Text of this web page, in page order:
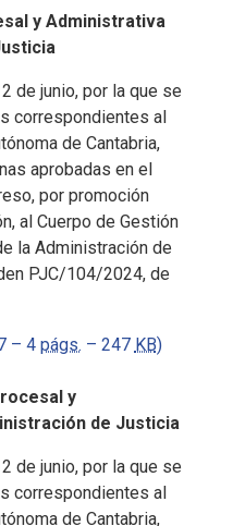
y Administrativa
de junio, por la que se
correspondientes al
de Cantabria,
aprobadas en el
por promoción
al Cuerpo de Gestión
la Administración de
PJC/104/2024, de
– 4 págs. – 247 KB)
y
de Justicia
de junio, por la que se
correspondientes al
de Cantabria,